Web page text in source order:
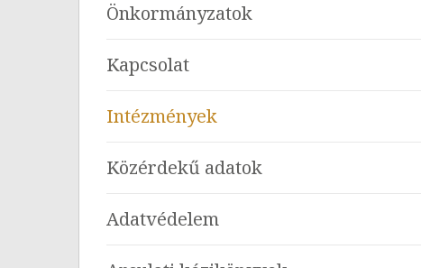
Önkormányzatok
Kapcsolat
Intézmények
Közérdekű adatok
Adatvédelem